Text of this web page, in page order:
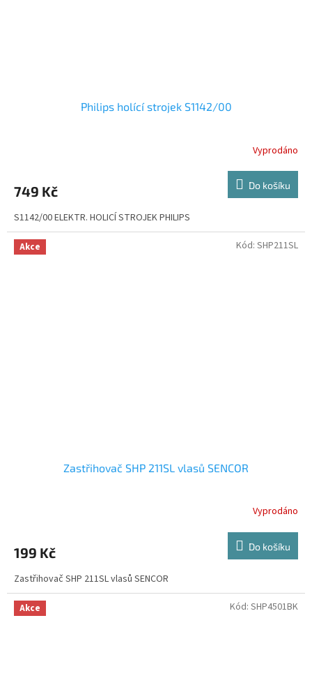
Philips holící strojek S1142/00
Vyprodáno
749 Kč Do košíku
S1142/00 ELEKTR. HOLICÍ STROJEK PHILIPS
Akce
Zastřihovač SHP 211SL vlasů SENCOR
Vyprodáno
199 Kč Do košíku
Zastřihovač SHP 211SL vlasů SENCOR
Kód: SHP211SL
Akce Kód: SHP4501BK